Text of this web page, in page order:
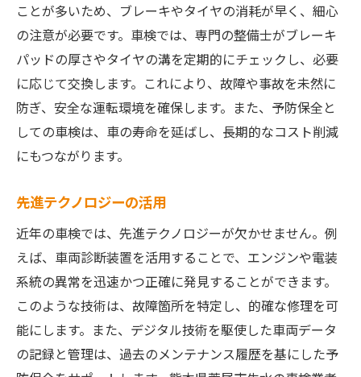
ことが多いため、ブレーキやタイヤの消耗が早く、細心
の注意が必要です。車検では、専門の整備士がブレーキ
パッドの厚さやタイヤの溝を定期的にチェックし、必要
に応じて交換します。これにより、故障や事故を未然に
防ぎ、安全な運転環境を確保します。また、予防保全と
しての車検は、車の寿命を延ばし、長期的なコスト削減
にもつながります。
先進テクノロジーの活用
近年の車検では、先進テクノロジーが欠かせません。例
えば、車両診断装置を活用することで、エンジンや電装
系統の異常を迅速かつ正確に発見することができます。
このような技術は、故障箇所を特定し、的確な修理を可
能にします。また、デジタル技術を駆使した車両データ
の記録と管理は、過去のメンテナンス履歴を基にした予